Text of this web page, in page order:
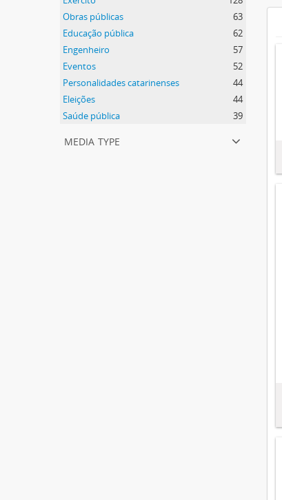
Obras públicas
63
Educação pública
62
Engenheiro
57
Eventos
52
Personalidades catarinenses
44
Eleições
44
Saúde pública
39
media type